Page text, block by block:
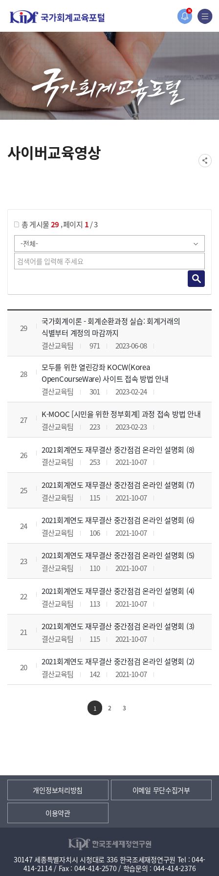
N
홈페이지가 새롭게 개편되었습니다.
한국조세재정연구원홈페이지가 새롭게 개설되었습니다.
사이버교육영상
총 게시물29 ,페이지 1/ 3
사이버교육영상 목록 으로 번호, 제목, 작성자, 조회수, 등록 일, 첨부파일로 나열 되고 있습니다.
29
국가회계이론 - 회계순환과정 실습: 회계거래의
식별부터 계정의 마감까지
결산교육팀
971 2023-06-08
28
모두를 위한 열린강좌 KOCW(Korea
OpenCourseWare) 사이트 접속 방법 안내
결산교육팀
301 2023-02-24
27
K-MOOC [시민을 위한 정부회계] 과정 접속 방법 안내
결산교육팀
223 2023-02-23
26
2021회계연도 재무결산 중간점검 온라인 설명회 (8)
결산교육팀
253 2021-10-07
25
2021회계연도 재무결산 중간점검 온라인 설명회 (7)
결산교육팀
115 2021-10-07
24
2021회계연도 재무결산 중간점검 온라인 설명회 (6)
결산교육팀
106 2021-10-07
23
2021회계연도 재무결산 중간점검 온라인 설명회 (5)
결산교육팀
110 2021-10-07
22
2021회계연도 재무결산 중간점검 온라인 설명회 (4)
결산교육팀
113 2021-10-07
21
2021회계연도 재무결산 중간점검 온라인 설명회 (3)
결산교육팀
115 2021-10-07
20
2021회계연도 재무결산 중간점검 온라인 설명회 (2)
결산교육팀
142 2021-10-07
1 2 3
개인정보처리방침 이메일 무단수집거부
이용약관
30147 세종특별자치시 시청대로 336 한국조세재정연구원 Tel : 044-
414-2114 / Fax : 044-414-2570 / 학습문의 : 044-414-2376